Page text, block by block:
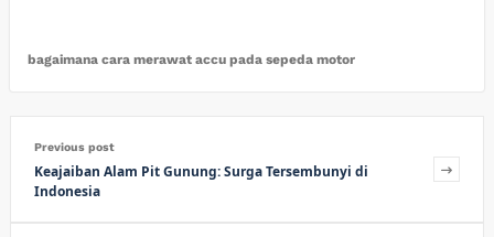
bagaimana cara merawat accu pada sepeda motor
Previous post
Keajaiban Alam Pit Gunung: Surga Tersembunyi di
Indonesia